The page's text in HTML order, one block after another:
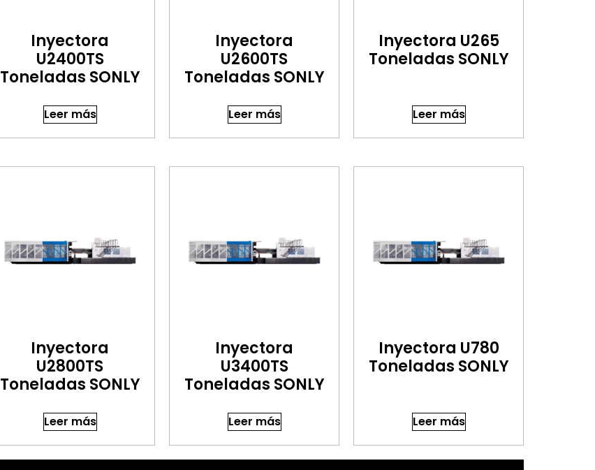
Inyectora
U2400TS
Toneladas SONLY
Leer más
Inyectora
U2600TS
Toneladas SONLY
Leer más
Inyectora U265
Toneladas SONLY
Leer más
Inyectora
U2800TS
Toneladas SONLY
Leer más
Inyectora
U3400TS
Toneladas SONLY
Leer más
Inyectora U780
Toneladas SONLY
Leer más